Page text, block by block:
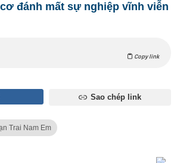
đánh mất sự nghiệp vĩnh viễn
Copy link
Sao chép link
Trai Nam Em